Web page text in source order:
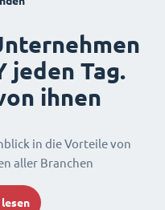
jeden Tag.
ihnen
in die Vorteile von
aller Branchen